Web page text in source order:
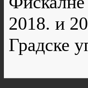
2018. и
Градске